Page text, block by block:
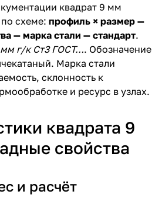
квадрат 9 мм
схеме: профиль × размер —
— марка стали — стандарт.
мм г/к Ст3 ГОСТ…. Обозначение
Марка стали
склонность к
и ресурс в узлах.
квадрата 9
свойства
и расчёт